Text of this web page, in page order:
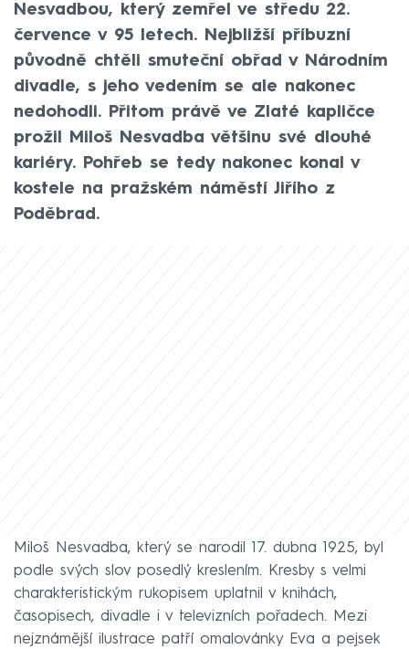
Nesvadbou, který zemřel ve středu 22.
července v 95 letech. Nejbližší příbuzní
původně chtěli smuteční obřad v Národním
divadle, s jeho vedením se ale nakonec
nedohodli. Přitom právě ve Zlaté kapličce
prožil Miloš Nesvadba většinu své dlouhé
kariéry. Pohřeb se tedy nakonec konal v
kostele na pražském náměstí Jiřího z
Poděbrad.
Miloš Nesvadba, který se narodil 17. dubna 1925, byl
podle svých slov posedlý kreslením. Kresby s velmi
charakteristickým rukopisem uplatnil v knihách,
časopisech, divadle i v televizních pořadech. Mezi
nejznámější ilustrace patří omalovánky Eva a pejsek